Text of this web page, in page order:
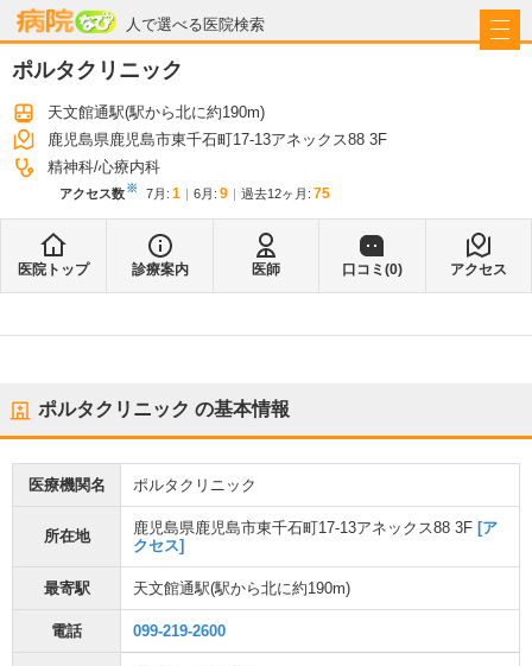
人で選べる医院検索
病院なび
ポルタクリニック
天文館通駅(駅から北に約190m)
鹿児島県鹿児島市東千石町17-13アネックス88 3F
精神科 心療内科
アクセス数※ 7月 : 1 6月 : 9 過去12ヶ月: 75
医院トップ 診療案内 医師 口コミ(0) アクセス
ポルタクリニック の基本情報
医療機関名 ポルタクリニック
所在地 鹿児島県鹿児島市東千石町17-13アネックス88 3F [ア
クセス]
最寄駅 天文館通駅(駅から北に約190m)
電話 099-219-2600